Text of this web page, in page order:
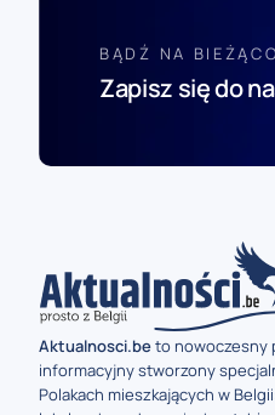
BĄDŹ NA
Zapisz się do
Aktualnosci.beto nowoczesny
informacyjny stworzony
Polakach mieszkających w